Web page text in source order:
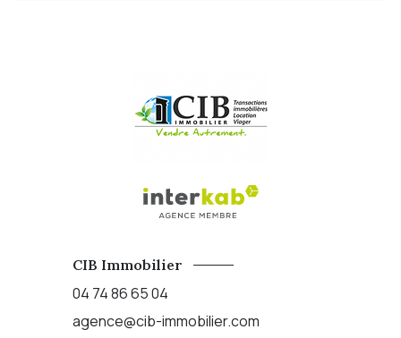
CIB Immobilier
04 74 86 65 04
agence@cib-immobilier.com